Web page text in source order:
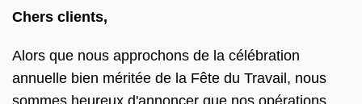
Chers clients,
Alors que nous approchons de la célébration
annuelle bien méritée de la Fête du Travail, nous